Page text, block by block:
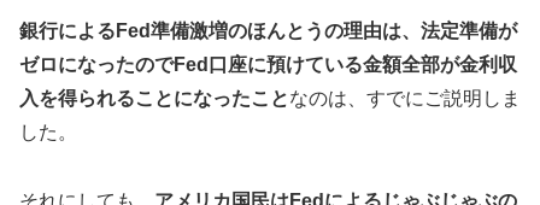
銀行によるFed準備激増のほんとうの理由は、法定準備が
ゼロになったのでFed口座に預けている金額全部が金利収
入を得られることになったことなのは、すでにご説明しま
した。